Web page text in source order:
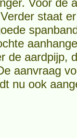
Voor de
staat
de aardpijp,
aanvraag
nu ook